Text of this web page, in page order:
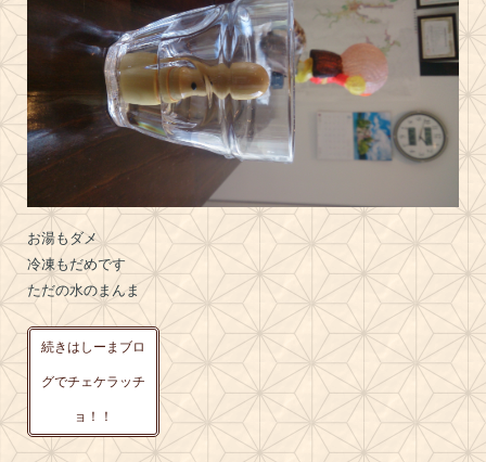
お湯もダメ
冷凍もだめです
ただの水のまんま
続きはしーまブロ
グでチェケラッチ
ョ！！